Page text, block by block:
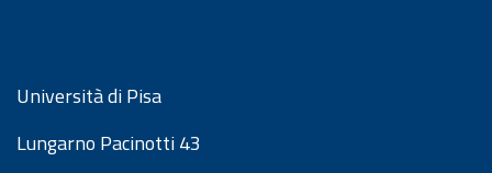
Università di Pisa
Lungarno Pacinotti 43